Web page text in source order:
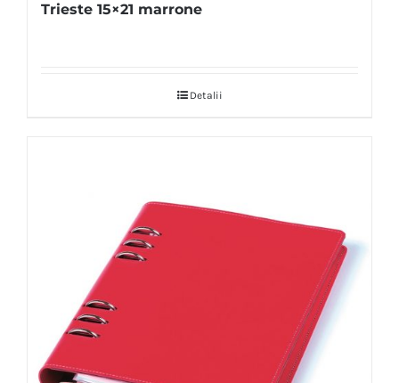
Trieste 15×21 marrone
Detalii